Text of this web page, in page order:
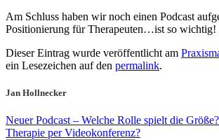
Am Schluss haben wir noch einen Podcast
Positionierung für Therapeuten…ist so wichtig!
Dieser Eintrag wurde veröffentlicht am
ein Lesezeichen auf den permalink.
Jan Hollnecker
Neuer Podcast – Welche Rolle spielt die Größe?
Therapie per Videokonferenz?